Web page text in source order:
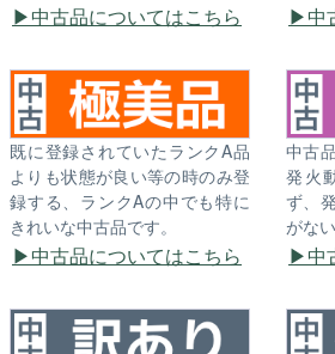
中古品についてはこちら 中
既に登録されていたランクA品
よりも状態が良い等の時のみ登
録する、ランクAの中でも特に
きれいな中古品です。
中古品についてはこちら
中古
発火
ず、
がな
中